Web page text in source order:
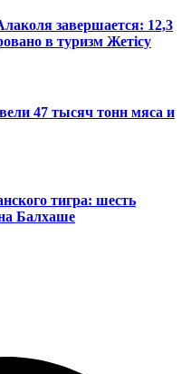
завершается: 12,3
в туризм Жетісу
47 тысяч тонн мяса и
тигра: шесть
Балхаше